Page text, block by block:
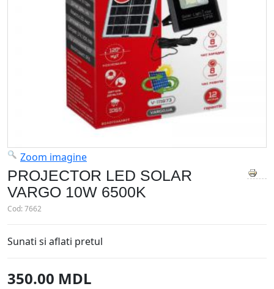
Zoom imagine
PROJECTOR LED SOLAR
VARGO 10W 6500K
Cod:7662
Sunati si aflati pretul
350.00 MDL